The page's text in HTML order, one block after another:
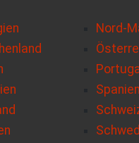
Nord-
Spanien